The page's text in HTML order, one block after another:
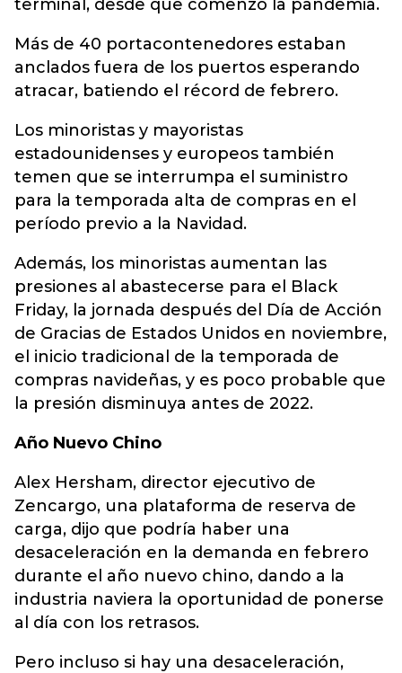
terminal, desde que comenzó la pandemia.
Más de 40 portacontenedores estaban
anclados fuera de los puertos esperando
atracar, batiendo el récord de febrero.
Los minoristas y mayoristas
estadounidenses y europeos también
temen que se interrumpa el suministro
para la temporada alta de compras en el
período previo a la Navidad.
Además, los minoristas aumentan las
presiones al abastecerse para el Black
Friday, la jornada después del Día de Acción
de Gracias de Estados Unidos en noviembre,
el inicio tradicional de la temporada de
compras navideñas, y es poco probable que
la presión disminuya antes de 2022.
Año Nuevo Chino
Alex Hersham, director ejecutivo de
Zencargo, una plataforma de reserva de
carga, dijo que podría haber una
desaceleración en la demanda en febrero
durante el año nuevo chino, dando a la
industria naviera la oportunidad de ponerse
al día con los retrasos.
Pero incluso si hay una desaceleración,